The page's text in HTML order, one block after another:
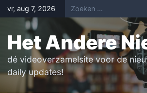
Skip
to
content
vr, aug 7, 2026
Het Andere
dé videoverzamelsite voor de
daily updates!